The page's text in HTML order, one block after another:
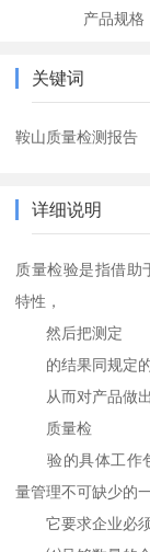
产品规格
关键词
鞍山质量检测报告
详细说明
质量检验是指借助
特性，
然后把测定
的结果同规定的
从而对产品做出
质量检
验的具体工作包
量管理不可缺少的
它要求企业必须